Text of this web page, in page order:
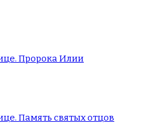
Пророка Илии
Память святых отцов